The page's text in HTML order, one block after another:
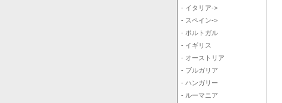
- イタリア->
- スペイン->
- ポルトガル
- イギリス
- オーストリア
- ブルガリア
- ハンガリー
- ルーマニア